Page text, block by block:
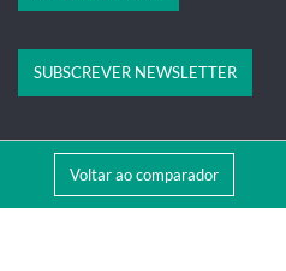
Voltar ao comparador
SUBSCREVER NEWSLETTER